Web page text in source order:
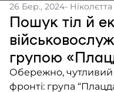
26 Бер., 2024-
Пошук тіл й
групою
Обережно, чутливий
фронті: група